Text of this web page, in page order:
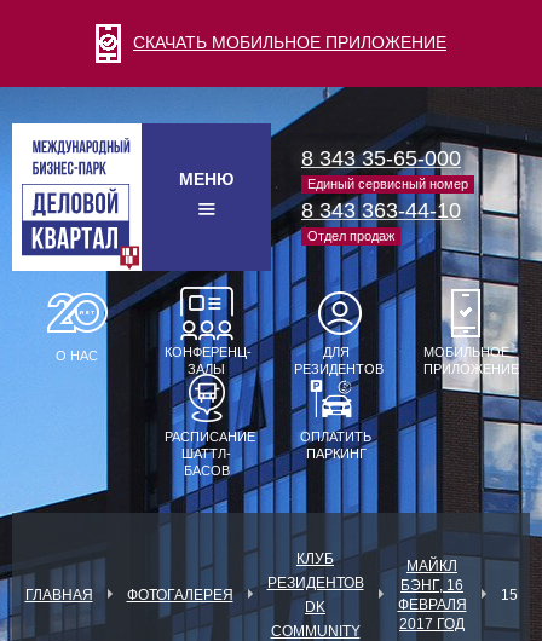
СКАЧАТЬ МОБИЛЬНОЕ ПРИЛОЖЕНИЕ
МЕНЮ
8 343 35-65-000
Единый сервисный номер
8 343 363-44-10
Отдел продаж
О НАС
КОНФЕРЕНЦ-
ЗАЛЫ
ДЛЯ
РЕЗИДЕНТОВ
МОБИЛЬНОЕ
ПРИЛОЖЕНИЕ
РАСПИСАНИЕ
ШАТТЛ-
БАСОВ
ОПЛАТИТЬ
ПАРКИНГ
ГЛАВНАЯ ФОТОГАЛЕРЕЯ
КЛУБ
РЕЗИДЕНТОВ
DK
COMMUNITY
МАЙКЛ
БЭНГ, 16
ФЕВРАЛЯ
2017 ГОД
15